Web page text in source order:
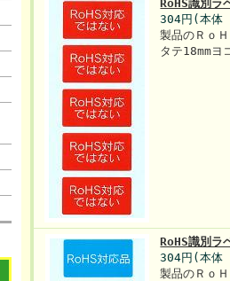
RoHS識別ラ
304円(本体
製品のＲｏ
タテ18mmヨ
RoHS識別ラ
304円(本体
製品のＲｏ